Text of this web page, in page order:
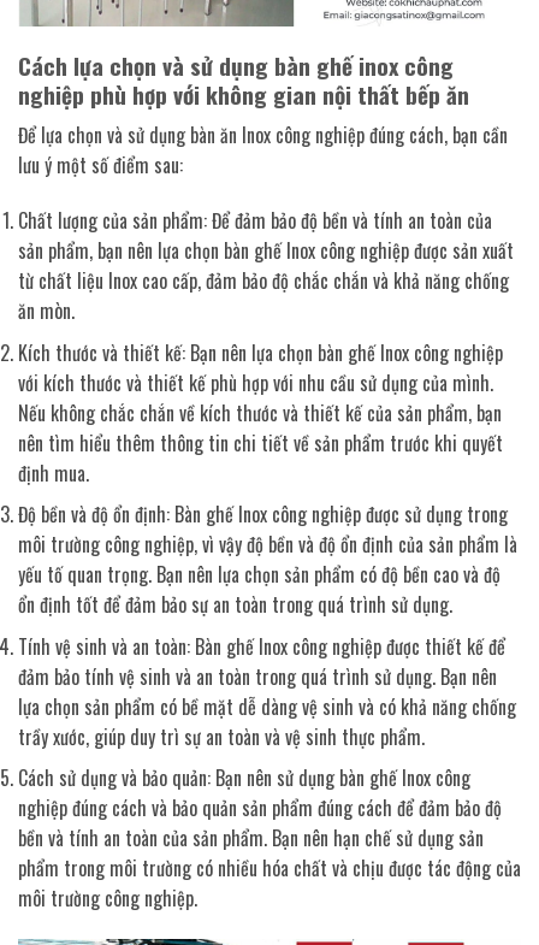
Cách lựa chọn và sử dụng bàn ghế inox công
nghiệp phù hợp với không gian nội thất bếp ăn
Để lựa chọn và sử dụng bàn ăn Inox công nghiệp đúng cách, bạn cần
lưu ý một số điểm sau:
Chất lượng của sản phẩm: Để đảm bảo độ bền và tính an toàn của
sản phẩm, bạn nên lựa chọn bàn ghế Inox công nghiệp được sản xuất
từ chất liệu Inox cao cấp, đảm bảo độ chắc chắn và khả năng chống
ăn mòn.
Kích thước và thiết kế: Bạn nên lựa chọn bàn ghế Inox công nghiệp
với kích thước và thiết kế phù hợp với nhu cầu sử dụng của mình.
Nếu không chắc chắn về kích thước và thiết kế của sản phẩm, bạn
nên tìm hiểu thêm thông tin chi tiết về sản phẩm trước khi quyết
định mua.
Độ bền và độ ổn định: Bàn ghế Inox công nghiệp được sử dụng trong
môi trường công nghiệp, vì vậy độ bền và độ ổn định của sản phẩm là
yếu tố quan trọng. Bạn nên lựa chọn sản phẩm có độ bền cao và độ
ổn định tốt để đảm bảo sự an toàn trong quá trình sử dụng.
Tính vệ sinh và an toàn: Bàn ghế Inox công nghiệp được thiết kế để
đảm bảo tính vệ sinh và an toàn trong quá trình sử dụng. Bạn nên
lựa chọn sản phẩm có bề mặt dễ dàng vệ sinh và có khả năng chống
trầy xước, giúp duy trì sự an toàn và vệ sinh thực phẩm.
Cách sử dụng và bảo quản: Bạn nên sử dụng bàn ghế Inox công
nghiệp đúng cách và bảo quản sản phẩm đúng cách để đảm bảo độ
bền và tính an toàn của sản phẩm. Bạn nên hạn chế sử dụng sản
phẩm trong môi trường có nhiều hóa chất và chịu được tác động của
môi trường công nghiệp.